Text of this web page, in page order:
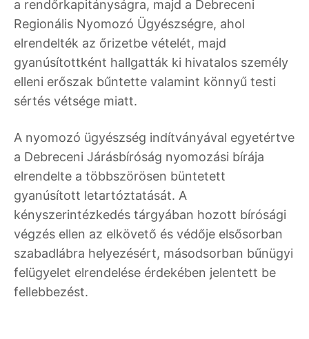
a rendőrkapitányságra, majd a Debreceni
Regionális Nyomozó Ügyészségre, ahol
elrendelték az őrizetbe vételét, majd
gyanúsítottként hallgatták ki hivatalos személy
elleni erőszak bűntette valamint könnyű testi
sértés vétsége miatt.
A nyomozó ügyészség indítványával egyetértve
a Debreceni Járásbíróság nyomozási bírája
elrendelte a többszörösen büntetett
gyanúsított letartóztatását. A
kényszerintézkedés tárgyában hozott bírósági
végzés ellen az elkövető és védője elsősorban
szabadlábra helyezésért, másodsorban bűnügyi
felügyelet elrendelése érdekében jelentett be
fellebbezést.